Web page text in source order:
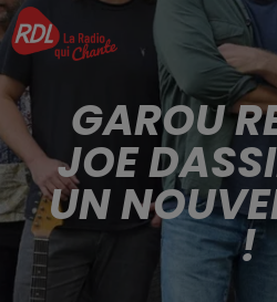
GAROU
JOE
UN
!